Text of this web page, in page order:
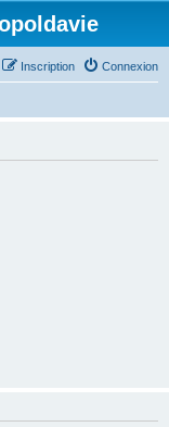
Connexion
Inscription